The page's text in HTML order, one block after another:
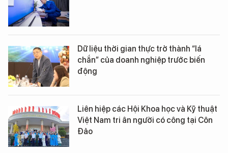
Dữ liệu thời gian thực trở thành “lá
chắn” của doanh nghiệp trước biến
động
Liên hiệp các Hội Khoa học và Kỹ thuật
Việt Nam tri ân người có công tại Côn
Đảo